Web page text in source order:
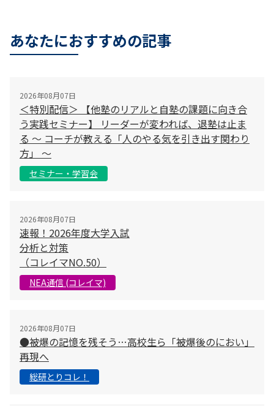
あなたにおすすめの記事
2026年08月07日
＜特別配信＞ 【他塾のリアルと自塾の課題に向き合
う実践セミナー】 リーダーが変われば、退塾は止ま
る 〜 コーチが教える「人のやる気を引き出す関わり
方」 〜
セミナー・学習会
2026年08月07日
速報！2026年度大学入試
分析と対策
（コレイマNO.50）
NEA通信 (コレイマ)
2026年08月07日
●被爆の記憶を残そう…高校生ら「被爆後のにおい」
再現へ
総研とりコレ！